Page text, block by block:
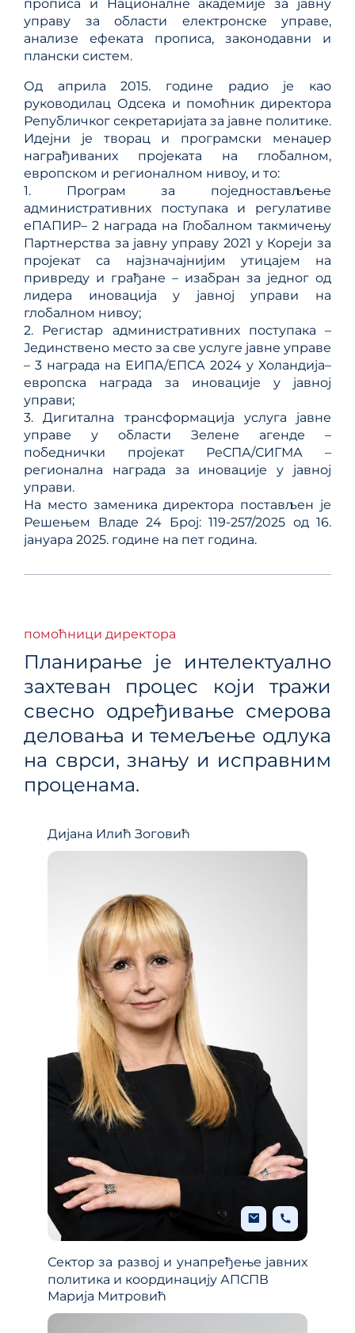
прописа и Националне академије за јавну
управу за области електронске управе,
анализе ефеката прописа, законодавни и
плански систем.
Од априла 2015. године радио је као
руководилац Одсека и помоћник директора
Републичког секретаријата за јавне политике.
Идејни је творац и програмски менаџер
награђиваних пројеката на глобалном,
европском и регионалном нивоу, и то:
1. Програм за поједностављење
административних поступака и регулативе
еПАПИР– 2 награда на Глобалном такмичењу
Партнерства за јавну управу 2021 у Кореји за
пројекат са најзначајнијим утицајем на
привреду и грађане – изабран за једног од
лидера иновација у јавној управи на
глобалном нивоу;
2. Регистар административних поступака –
Јединствено место за све услуге јавне управе
– 3 награда на ЕИПА/ЕПСА 2024 у Холандија–
европска награда за иновације у јавној
управи;
3. Дигитална трансформација услуга јавне
управе у области Зелене агенде –
победнички пројекат РеСПА/СИГМА –
регионална награда за иновације у јавној
управи.
На место заменика директора постављен је
Решењем Владе 24 Број: 119-257/2025 од 16.
јануара 2025. године на пет година.
помоћници директора
Планирање је интелектуално
захтеван процес који тражи
свесно одређивање смерова
деловања и темељење одлука
на сврси, знању и исправним
проценама.
Дијана Илић Зоговић
Сектор за развој и унапређење јавних
политика и координацију АПСПВ
Марија Митровић